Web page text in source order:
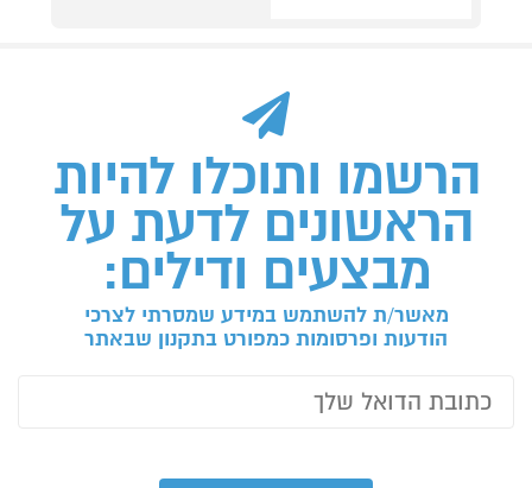
הרשמו ותוכלו להיות
הראשונים לדעת על
מבצעים ודילים:
מאשר/ת להשתמש במידע שמסרתי לצרכי
הודעות ופרסומות כמפורט בתקנון שבאתר